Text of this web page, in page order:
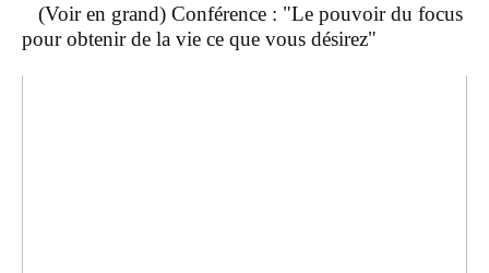
(Voir en grand) Conférence : "Le pouvoir du focus
pour obtenir de la vie ce que vous désirez"